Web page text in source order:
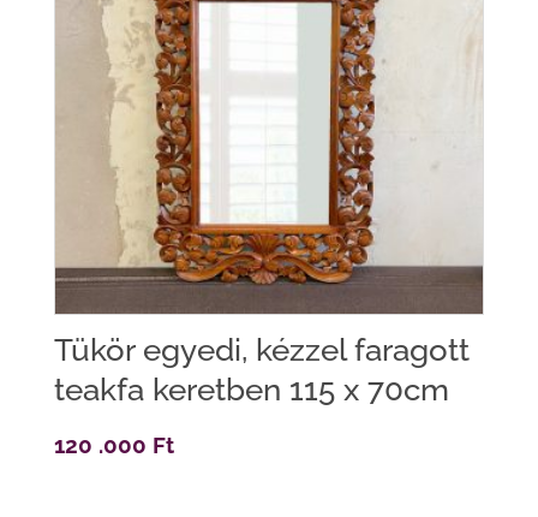
Tükör egyedi, kézzel faragott
teakfa keretben 115 x 70cm
120 .000 Ft